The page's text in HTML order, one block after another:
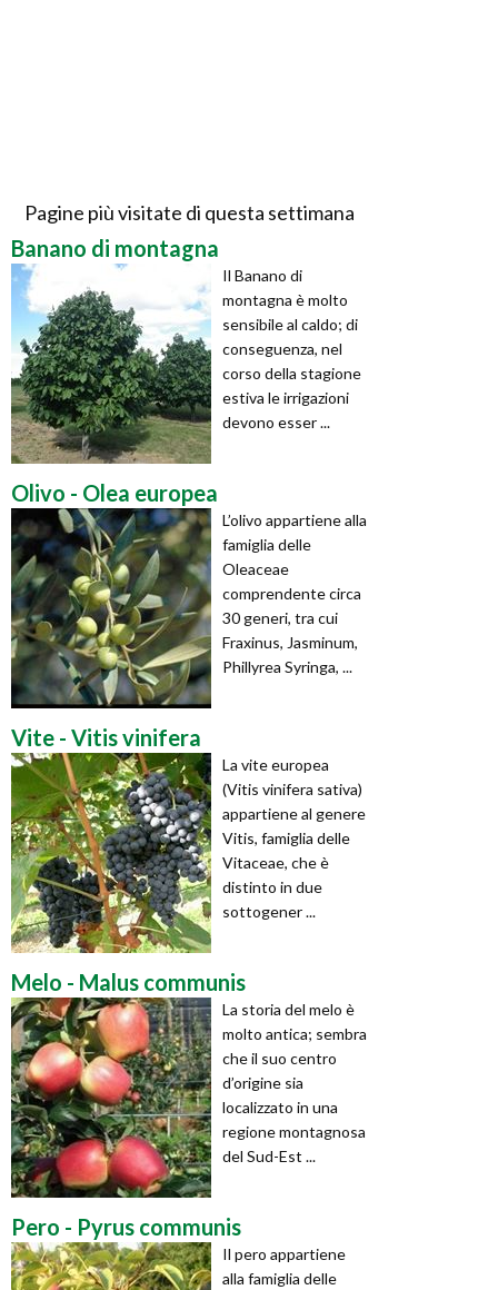
Pagine più visitate di questa settimana
Banano di montagna
Il Banano di
montagna è molto
sensibile al caldo; di
conseguenza, nel
corso della stagione
estiva le irrigazioni
devono esser ...
Olivo - Olea europea
L’olivo appartiene alla
famiglia delle
Oleaceae
comprendente circa
30 generi, tra cui
Fraxinus, Jasminum,
Phillyrea Syringa, ...
Vite - Vitis vinifera
La vite europea
(Vitis vinifera sativa)
appartiene al genere
Vitis, famiglia delle
Vitaceae, che è
distinto in due
sottogener ...
Melo - Malus communis
La storia del melo è
molto antica; sembra
che il suo centro
d’origine sia
localizzato in una
regione montagnosa
del Sud-Est ...
Pero - Pyrus communis
Il pero appartiene
alla famiglia delle